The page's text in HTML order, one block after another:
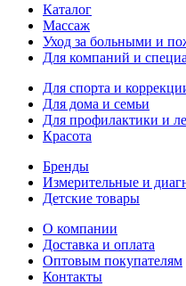
Каталог
Массаж
Уход за больными и
Для компаний и
Для спорта и
Для дома и семьи
Для профилактики и
Красота
Бренды
Измерительные и
Детские товары
О компании
Доставка и оплата
Оптовым покупателям
Контакты